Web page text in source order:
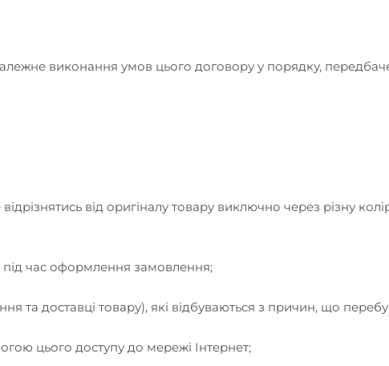
виконання умов цього договору у порядку,
від оригіналу товару виключно через різну
під час оформлення замовлення;
та доставці товару), які відбуваються з причин, що
цього доступу до мережі Інтернет;